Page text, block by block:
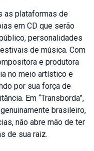
as plataformas de
em CD que serão
personalidades
de música. Com
e produtora
no meio artístico e
por sua força de
Em “Transborda”,
brasileiro,
não abre mão de ter
de sua raiz.